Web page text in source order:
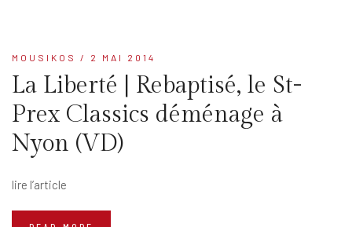
MOUSIKOS / 2 MAI 2014
La Liberté | Rebaptisé, le St-
Prex Classics déménage à
Nyon (VD)
lire l’article